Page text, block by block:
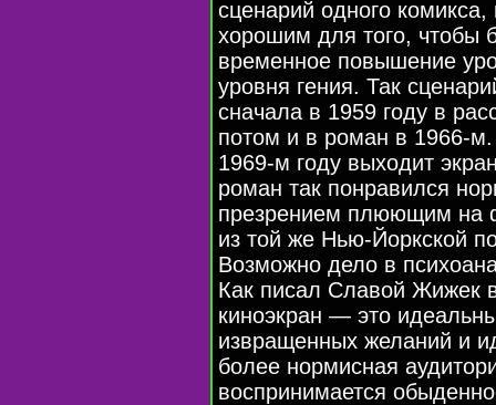
сценарий одного
хорошим для того, чтобы
временное повышение
уровня гения. Так
сначала в 1959 году в
потом и в роман в 1966-
1969-м году выходит
роман так понравился
презрением плюющим на
из той же Нью-Йоркской
Возможно дело в
Как писал Славой Жижек
киноэкран — это
извращенных желаний и
более нормисная
воспринимается